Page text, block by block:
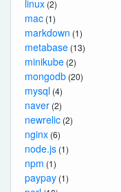
linux (2)
mac (1)
markdown (1)
metabase (13)
minikube (2)
mongodb (20)
mysql (4)
naver (2)
newrelic (2)
nginx (6)
node.js (1)
npm (1)
paypay (1)